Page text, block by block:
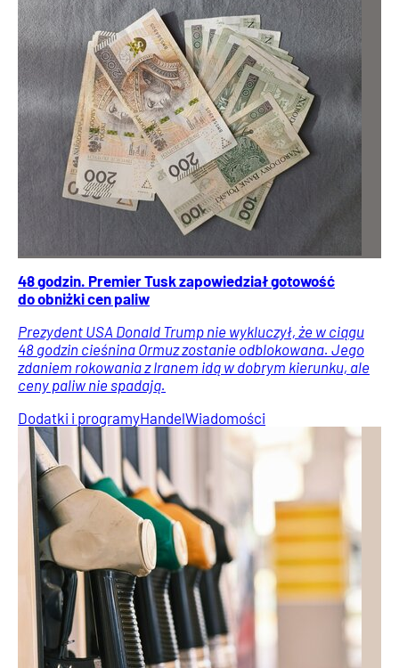
48 godzin. Premier Tusk zapowiedział gotowość
do obniżki cen paliw
Prezydent USA Donald Trump nie wykluczył, że w ciągu
48 godzin cieśnina Ormuz zostanie odblokowana. Jego
zdaniem rokowania z Iranem idą w dobrym kierunku, ale
ceny paliw nie spadają.
Dodatki i programyHandelWiadomości